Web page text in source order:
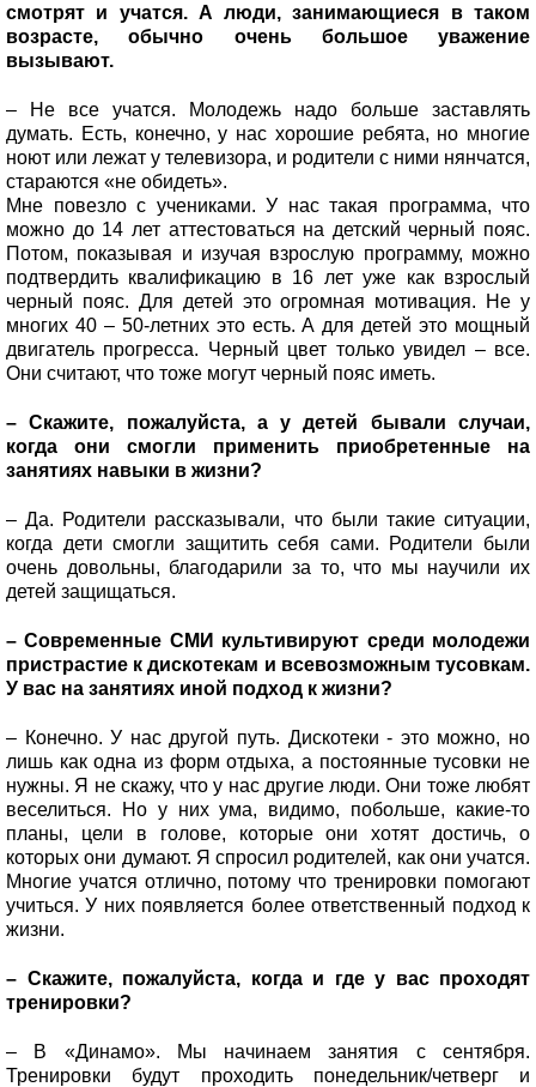
смотрят и учатся. А люди, занимающиеся в таком
возрасте, обычно очень большое уважение
вызывают.
– Не все учатся. Молодежь надо больше заставлять
думать. Есть, конечно, у нас хорошие ребята, но многие
ноют или лежат у телевизора, и родители с ними нянчатся,
стараются «не обидеть».
Мне повезло с учениками. У нас такая программа, что
можно до 14 лет аттестоваться на детский черный пояс.
Потом, показывая и изучая взрослую программу, можно
подтвердить квалификацию в 16 лет уже как взрослый
черный пояс. Для детей это огромная мотивация. Не у
многих 40 – 50-летних это есть. А для детей это мощный
двигатель прогресса. Черный цвет только увидел – все.
Они считают, что тоже могут черный пояс иметь.
– Скажите, пожалуйста, а у детей бывали случаи,
когда они смогли применить приобретенные на
занятиях навыки в жизни?
– Да. Родители рассказывали, что были такие ситуации,
когда дети смогли защитить себя сами. Родители были
очень довольны, благодарили за то, что мы научили их
детей защищаться.
– Современные СМИ культивируют среди молодежи
пристрастие к дискотекам и всевозможным тусовкам.
У вас на занятиях иной подход к жизни?
– Конечно. У нас другой путь. Дискотеки - это можно, но
лишь как одна из форм отдыха, а постоянные тусовки не
нужны. Я не скажу, что у нас другие люди. Они тоже любят
веселиться. Но у них ума, видимо, побольше, какие-то
планы, цели в голове, которые они хотят достичь, о
которых они думают. Я спросил родителей, как они учатся.
Многие учатся отлично, потому что тренировки помогают
учиться. У них появляется более ответственный подход к
жизни.
– Скажите, пожалуйста, когда и где у вас проходят
тренировки?
– В «Динамо». Мы начинаем занятия с сентября.
Тренировки будут проходить понедельник/четверг и